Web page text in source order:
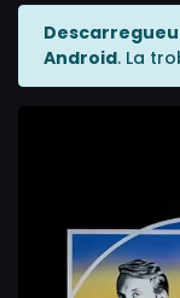
Android. La